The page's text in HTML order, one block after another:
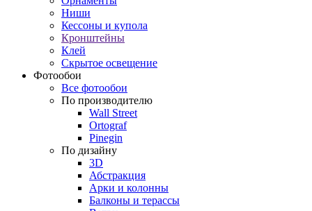
Ниши
Кессоны и купола
Кронштейны
Клей
Скрытое освещение
Фотообои
Все фотообои
По производителю
Wall Street
Ortograf
Pinegin
По дизайну
3D
Абстракция
Арки и колонны
Балконы и терассы